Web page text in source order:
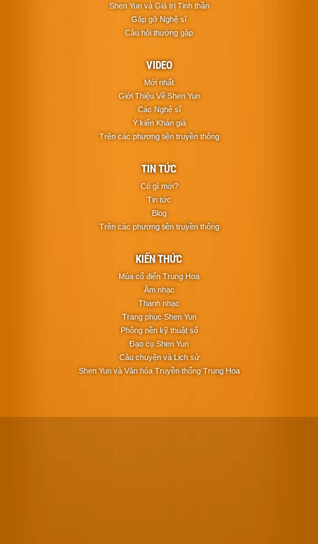
Shen Yun và Giá trị Tinh thần
Gặp gỡ Nghệ sĩ
Câu hỏi thường gặp
VIDEO
Mới nhất
Giới Thiệu Về Shen Yun
Các Nghệ sĩ
Ý kiến Khán giả
Trên các phương tiện truyền thông
TIN TỨC
Có gì mới?
Tin tức
Blog
Trên các phương tiện truyền thông
KIẾN THỨC
Múa cổ điển Trung Hoa
Âm nhạc
Thanh nhạc
Trang phục Shen Yun
Phông nền kỹ thuật số
Đạo cụ Shen Yun
Câu chuyện và Lịch sử
Shen Yun và Văn hóa Truyền thống Trung Hoa